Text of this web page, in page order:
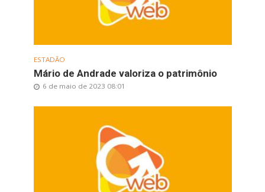
ESTADÃO
Mário de Andrade valoriza o patrimônio
6 de maio de 2023 08:01